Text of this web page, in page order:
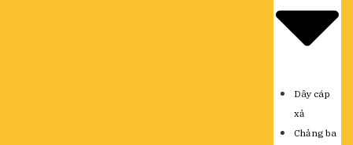
Dây cáp
xả
Chảng ba